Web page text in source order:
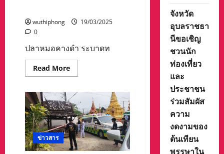
เกมส์
ครั้ง
ตั้ง
เป้า
ชิง
เหรียญ
ทอง
จังหวัด
ชลบุรี
wuthiphong
19/03/2025
0
ปลาหมอคางดำ ระบาดท
Read MoreRead
more
หมอ
คาง
ดำ
ระบาด
ทะเล
แสมสาร
ชาว
ประมง
วาง
ข่าวสาร
จังหวัด
อุบลราชธา
นีขอเชิญ
ชวนนัก
ท่องเที่ยว
และ
ประชาชน
ร่วมสัมผัส
ความ
งดงามของ
ต้นเทียน
พรรษาใน